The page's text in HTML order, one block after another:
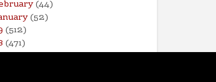
(44)
(52)
(512)
(471)
(141)